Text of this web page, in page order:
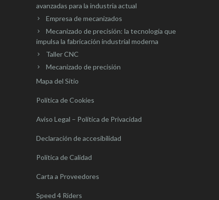
avanzadas para la industria actual
Empresa de mecanizados
Mecanizado de precisión: la tecnología que
impulsa la fabricación industrial moderna
Taller CNC
Mecanizado de precisión
Mapa del Sitio
Política de Cookies
Aviso Legal – Política de Privacidad
Declaración de accesibilidad
Política de Calidad
Carta a Proveedores
Speed 4 Riders